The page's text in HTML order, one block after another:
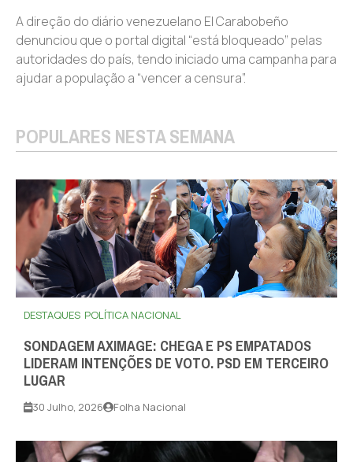
A direção do diário venezuelano El Carabobeño
denunciou que o portal digital “está bloqueado” pelas
autoridades do país, tendo iniciado uma campanha para
ajudar a população a “vencer a censura”.
POPULARES NESTA SEMANA
DESTAQUES POLÍTICA NACIONAL
SONDAGEM AXIMAGE: CHEGA E PS EMPATADOS
LIDERAM INTENÇÕES DE VOTO. PSD EM TERCEIRO
LUGAR
30 Julho, 2026 Folha Nacional